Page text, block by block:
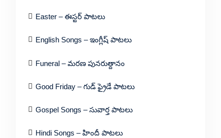
Easter – ఈస్టర్ పాటలు
English Songs – ఇంగ్లీష్ పాటలు
Funeral – మరణ పునరుత్దానం
Good Friday – గుడ్ ఫ్రైడే పాటలు
Gospel Songs – సువార్త పాటలు
Hindi Songs – హిందీ పాటలు